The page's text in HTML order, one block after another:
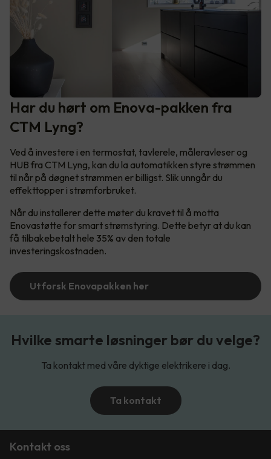
Har du hørt om Enova-pakken fra
CTM Lyng?
Ved å investere i en termostat, tavlerele, måleravleser og
HUB fra CTM Lyng, kan du la automatikken styre strømmen
til når på døgnet strømmen er billigst. Slik unngår du
effekttopper i strømforbruket.
Når du installerer dette møter du kravet til å motta
Enovastøtte for smart strømstyring. Dette betyr at du kan
få tilbakebetalt hele 35% av den totale
investeringskostnaden.
Utforsk Enovapakken her
Hvilke smarte løsninger bør du velge?
Ta kontakt med våre dyktige elektrikere i dag.
Ta kontakt
Kontakt oss